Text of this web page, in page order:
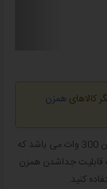
کالاهای همزن
همزن دستی تِک الکتریک HM1108-30WB دارای قدرتی با توان 300 وات می باشد که
جداشدن همزن
کنید.